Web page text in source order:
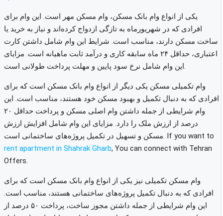
یکی از انواع وام بانک مسکن، وام مسکن مهر است. این وام برای
افرادی که در شهریورماه به تازگی ازدواج کرده‌اند و نیاز به خرید یا
ساخت مسکن دارند، مناسب است. شرایط این وام شامل داشتن کارت
اعتباری، حداقل ۲۴ ماه سابقه کاری و درآمد ثابت ماهیانه است. مزایای
این وام شامل نرخ سود پایین و مهلت پرداخت طولانی است.
وام تکمیلی مسکن یکی دیگر از انواع وام بانک مسکن است که برای
افرادی که به دنبال تکمیل و بهبود مسکن خود هستند، مناسب است. این
وام شرایطی از جمله داشتن وام اصلی مسکن و پرداخت حداقل ۲۰
درصد از ارزش ملک را دارد. مزایای این وام شامل افزایش ارزش
مسکن و تسهیل در تکمیل پروژه‌های ساختمانی است. If you want to
rent apartment in Shahrak Gharb, You can connect with Tehran
Offers.
وام مسکن تکمیلی نیز یکی از انواع وام بانک مسکن است که برای
افرادی که به دنبال تکمیل پروژه‌های ساختمانی هستند، مناسب است.
این وام شرایطی از جمله داشتن مجوز ساخت، پرداخت ۵۰ درصد از